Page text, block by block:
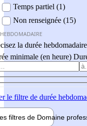
Temps partiel (1)
Non renseignée (15)
la durée
minimale (en heure)
le filtre de durée
filtres de Domaine pro